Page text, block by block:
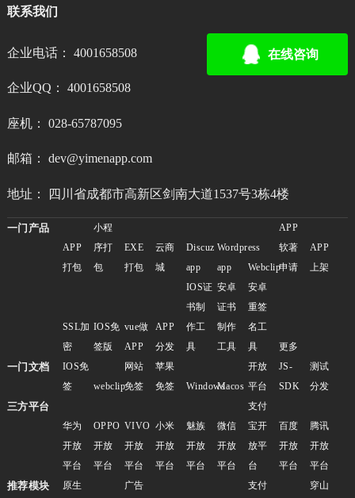
联系我们
企业电话： 4001658508
企业QQ： 4001658508
座机： 028-65787095
邮箱： dev@yimenapp.com
地址： 四川省成都市高新区剑南大道1537号3栋4楼
在线咨询
一门产品
APP
打包
小程
序打
包
EXE
打包
云商
城
Discuz
app
Wordpress
app
Webclip
APP
软著
申请
APP
上架
SSL加
密
IOS免
签版
vue做
APP
APP
分发
IOS证
书制
作工
具
安卓
证书
制作
工具
安卓
重签
名工
具
更多
一门文档
IOS免
签
webclip
网站
免签
苹果
免签
WindowsMacos
开放
平台
JS-
SDK
测试
分发
三方平台
华为
开放
平台
OPPO
开放
平台
VIVO
开放
平台
小米
开放
平台
魅族
开放
平台
微信
开放
平台
支付
宝开
放平
台
百度
开放
平台
腾讯
开放
平台
推荐模块
原生
广告
支付
穿山